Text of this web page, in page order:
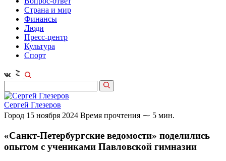
Страна и мир
Финансы
Люди
Пресс-центр
Культура
Спорт
Сергей Глезеров
Город 15 ноября 2024 Время прочтения ⁓ 5 мин.
«Санкт-Петербургские ведомости» поделились
опытом с учениками Павловской гимназии